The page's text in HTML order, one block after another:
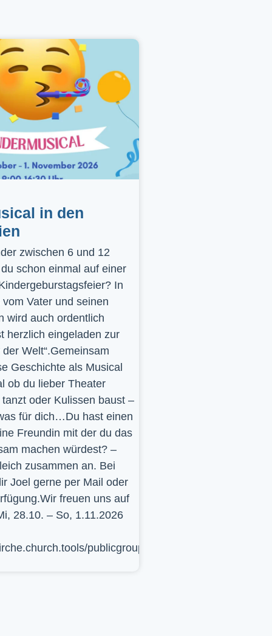
in den
zwischen 6 und 12
schon einmal auf einer
In
Vater und seinen
wird auch ordentlich
herzlich eingeladen zur
Welt“.Gemeinsam
Geschichte als Musical
ob du lieber Theater
oder Kulissen baust –
für dich…Du hast einen
Freundin mit der du das
machen würdest? –
zusammen an. Bei
Joel gerne per Mail oder
freuen uns auf
28.10. – So, 1.11.2026
publicgroup/617